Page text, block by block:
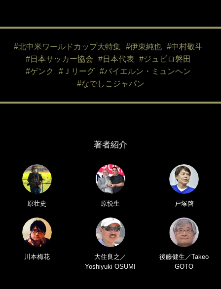
#北中米ワールドカップ大特集 #伊東純也
#中村敬斗
#日本サッカー協会
#日本代表
#ジュビロ磐田
#ゲンク
#Ｊリーグ
#バイエルン・ミュンヘン
#なでしこジャパン
著者紹介
原壮史 原悦生 戸塚啓
川本梅花
大住良之／
Yoshiyuki OSUMI
後藤健生／Takeo
GOTO